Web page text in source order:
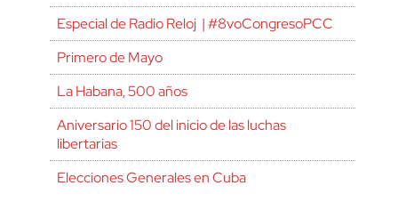
Especial de Radio Reloj | #8voCongresoPCC
Primero de Mayo
La Habana, 500 años
Aniversario 150 del inicio de las luchas
libertarias
Elecciones Generales en Cuba